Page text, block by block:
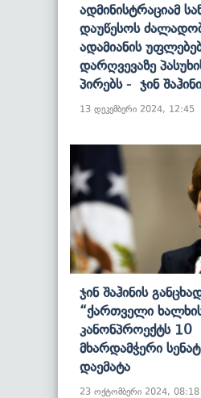
Ადმინისტრაციამ
Დაუწესოს
Ადამიანის
Დარღვევაზე
Პირებს - Ჯინ Შაჰინი
13 დეკემბერი 2024, 12:45
Ჯინ Შაჰინის
“ქართველი
Კანონპროექტს 10
Მხარდამჭერი
Დაემატა
23 ოქტომბერი 2024, 08:18